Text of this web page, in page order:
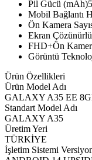
Pil Gücü
Mobil Bağlantı
Ön Kamera
Ekran
FHD+Ön
Görüntü
Ürün Özellikleri
Ürün Model Adı
GALAXY A35 EE
Standart Model Adı
GALAXY A35
Üretim Yeri
TÜRKİYE
İşletim Sistemi